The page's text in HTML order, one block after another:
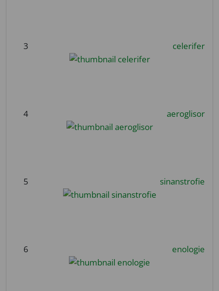
3 celerifer
4 aeroglisor
5 sinanstrofie
6 enologie